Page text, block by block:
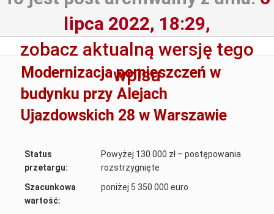
lipca 2022, 18:29,
zobacz aktualną wersję tego
wpisu
Modernizacja pomieszczeń w
budynku przy Alejach
Ujazdowskich 28 w Warszawie
Status
przetargu:
Powyżej 130 000 zł – postępowania
rozstrzygnięte
Szacunkowa
wartość:
poniżej 5 350 000 euro